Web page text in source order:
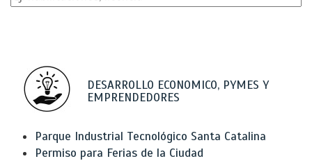
DESARROLLO ECONOMICO, PYMES Y
EMPRENDEDORES
Parque Industrial Tecnológico Santa Catalina
Permiso para Ferias de la Ciudad